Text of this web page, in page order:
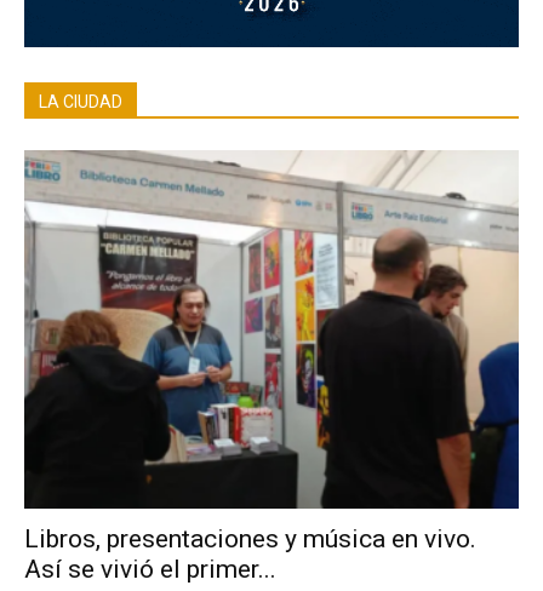
LA CIUDAD
Libros, presentaciones y música en vivo.
Así se vivió el primer...